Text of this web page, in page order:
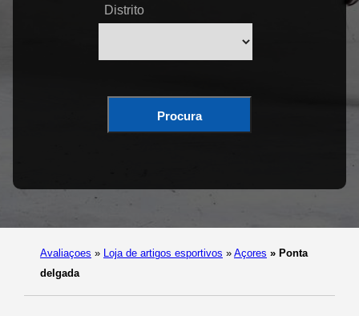
Distrito
Procura
Avaliaçoes » Loja de artigos esportivos » Açores » Ponta
delgada